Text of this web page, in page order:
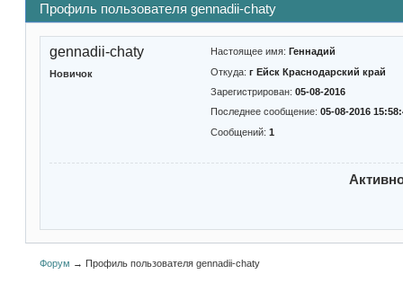
Профиль пользователя gennadii-chaty
gennadii-chaty
Новичок
Настоящее имя: Геннадий
Откуда: г Ейск Краснодарский край
Зарегистрирован: 05-08-2016
Последнее сообщение: 05-08-2016
Сообщений: 1
Форум → Профиль пользователя gennadii-chaty